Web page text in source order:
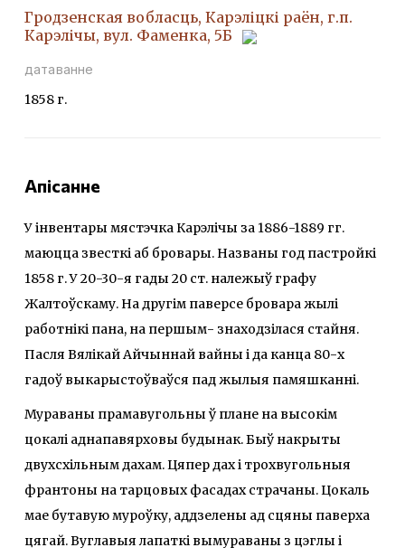
Гродзенская вобласць, Карэліцкі раён, г.п.
Карэлічы, вул. Фаменка, 5Б
датаванне
1858 г.
Апісанне
У інвентары мястэчка Карэлічы за 1886-1889 гг.
маюцца звесткі аб бровары. Названы год пастройкі
1858 г. У 20-30-я гады 20 ст. належыў графу
Жалтоўскаму. На другім паверсе бровара жылі
работнікі пана, на першым- знаходзілася стайня.
Пасля Вялікай Айчыннай вайны і да канца 80-х
гадоў выкарыстоўваўся пад жылыя памяшканні.
Мураваны прамавугольны ў плане на высокім
цокалі аднапавярховы будынак. Быў накрыты
двухсхільным дахам. Цяпер дах і трохвугольныя
франтоны на тарцовых фасадах страчаны. Цокаль
мае бутавую муроўку, аддзелены ад сцяны паверха
цягай. Вуглавыя лапаткі вымураваны з цэглы і